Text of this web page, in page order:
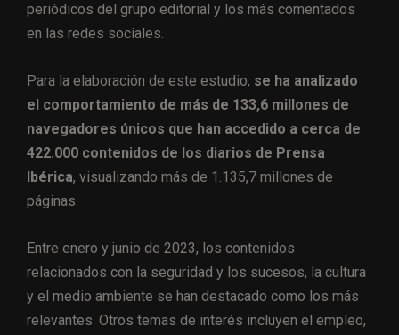
periódicos del grupo editorial y los más comentados
en las redes sociales.
Para la elaboración de este estudio, se ha analizado
el comportamiento de más de 133,6 millones de
navegadores únicos que han accedido a cerca de
422.000 contenidos de los diarios de Prensa
Ibérica, visualizando más de 1.135,7 millones de
páginas.
Entre enero y junio de 2023, los contenidos
relacionados con la seguridad y los sucesos, la cultura
y el medio ambiente se han destacado como los más
relevantes. Otros temas de interés incluyen el empleo,